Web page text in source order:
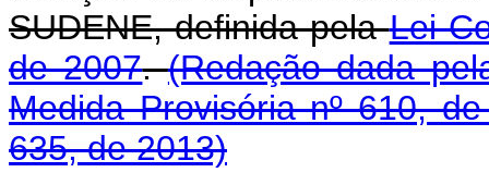
SUDENE, definida pelaLei
de 2007.(Redação dada
Medida Provisória nº 610,
635, de 2013)